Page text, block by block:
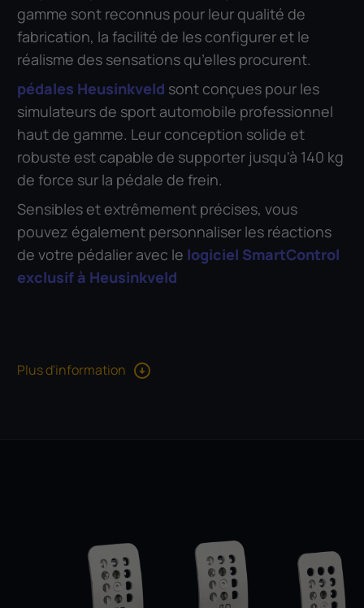
gamme sont reconnus pour leur qualité de
fabrication, la facilité de les configurer et le
réalisme des sensations qu’elles procurent.
pédales Heusinkveld sont conçues pour les
simulateurs de sport automobile professionnel
haut de gamme. Leur conception solide et
robuste est capable de supporter jusqu'à 140 kg
de force sur la pédale de frein.
Sensibles et extrêmement précises, vous
pouvez également personnaliser les réactions
de votre pédalier avec le logiciel SmartControl
exclusif à Heusinkveld
Plus d'information